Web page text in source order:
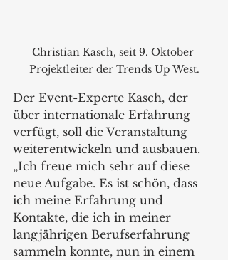
Christian Kasch, seit 9. Oktober
Projektleiter der Trends Up West.
Der Event-Experte Kasch, der
über internationale Erfahrung
verfügt, soll die Veranstaltung
weiterentwickeln und ausbauen.
„Ich freue mich sehr auf diese
neue Aufgabe. Es ist schön, dass
ich meine Erfahrung und
Kontakte, die ich in meiner
langjährigen Berufserfahrung
sammeln konnte, nun in einem